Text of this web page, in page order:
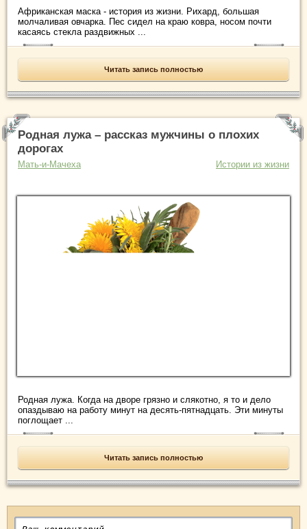
Африканская маска - история из жизни. Рихард, большая
молчаливая овчарка. Пес сидел на краю ковра, носом почти
касаясь стекла раздвижных ...
Читать запись полностью
Родная лужа – рассказ мужчины о плохих
дорогах
Мать-и-Мачеха Истории из жизни
Родная лужа. Когда на дворе грязно и слякотно, я то и дело
опаздываю на работу минут на десять-пятнадцать. Эти минуты
поглощает ...
Читать запись полностью